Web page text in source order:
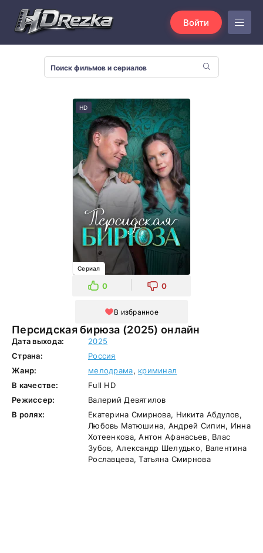
Войти
Персидская бирюза (2025) онлайн
HD
Сериал
0 0
В избранное
Дата выхода:
2025
Страна:
Россия
Жанр:
мелодрама, криминал
В качестве:
Full HD
Режиссер:
Валерий Девятилов
В ролях:
Екатерина Смирнова, Никита Абдулов,
Любовь Матюшина, Андрей Сипин, Инна
Хотеенкова, Антон Афанасьев, Влас
Зубов, Александр Шелудько, Валентина
Рославцева, Татьяна Смирнова